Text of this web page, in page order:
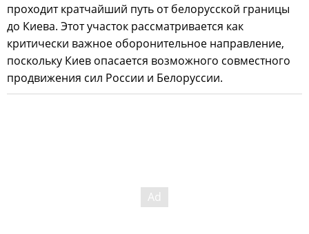
проходит кратчайший путь от белорусской границы
до Киева. Этот участок рассматривается как
критически важное оборонительное направление,
поскольку Киев опасается возможного совместного
продвижения сил России и Белоруссии.